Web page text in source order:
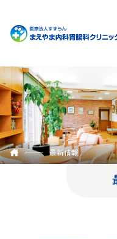
最新情報